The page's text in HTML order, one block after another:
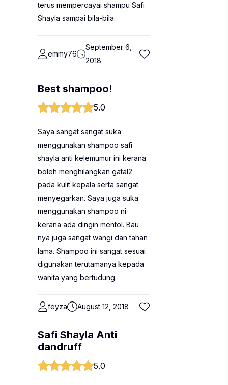
terus mempercayai shampu Safi
Shayla sampai bila-bila.
emmy76
September 6,
2018
Best shampoo!
5.0
Saya sangat sangat suka
menggunakan shampoo safi
shayla anti kelemumur ini kerana
boleh menghilangkan gatal2
pada kulit kepala serta sangat
menyegarkan. Saya juga suka
menggunakan shampoo ni
kerana ada dingin mentol. Bau
nya juga sangat wangi dan tahan
lama. Shampoo ini sangat sesuai
digunakan terutamanya kepada
wanita yang bertudung.
feyza August 12, 2018
Safi Shayla Anti
dandruff
5.0